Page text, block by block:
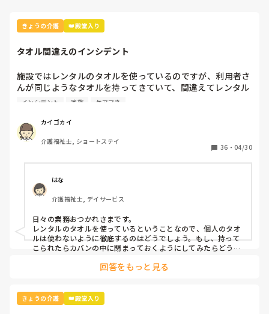
きょうの介護 👑殿堂入り
タオル間違えのインシデント
施設ではレンタルのタオルを使っているのですが、利用者さ
んが同じようなタオルを持ってきていて、間違えてレンタル
業者に出してしまいました。
本人と家族とケアマネとレンタル業者に謝罪して、インシデ
ントを書きましたが、対策って何？
インシデント 家族 ケアマネ
カイゴカイ
介護福祉士, ショートステイ
36 ・ 04/30
はな
介護福祉士, デイサービス
日々の業務おつかれさまです。
レンタルのタオルを使っているということなので、個人のタオ
ルは使わないように徹底するのはどうでしょう。もし、持って
こられたらカバンの中に閉まっておくようにしてみたらどうで
回答をもっと見る
きょうの介護 👑殿堂入り